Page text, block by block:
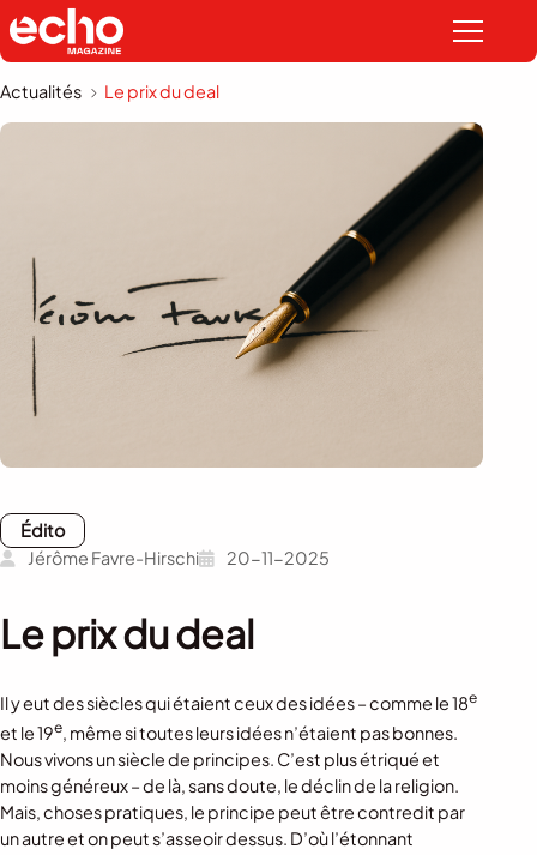
Actualités Le prix du deal
Édito
Jérôme Favre-Hirschi
20-11-2025
Le prix du deal
Il y eut des siècles qui étaient ceux des idées – comme le 18e
et le 19e, même si toutes leurs idées n’étaient pas bonnes.
Nous vivons un siècle de principes. C’est plus étriqué et
moins généreux – de là, sans doute, le déclin de la religion.
Mais, choses pratiques, le principe peut être contredit par
un autre et on peut s’asseoir dessus. D’où l’étonnant